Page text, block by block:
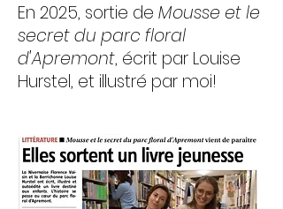
En 2025, sortie de Mousse et le
secret du parc floral
d'Apremont, écrit par Louise
Hurstel, et illustré par moi!